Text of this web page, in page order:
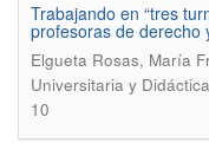
Trabajando en “tres
profesoras de derecho
Elgueta Rosas, María
Universitaria y
10